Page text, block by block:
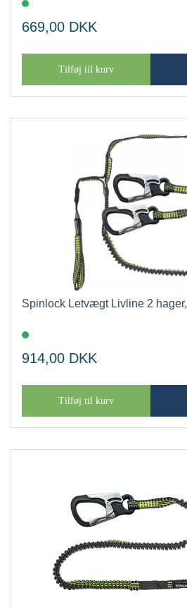
669,00 DKK
Tilføj til kurv
Spinlock Letvægt Livline 2
914,00 DKK
Tilføj til kurv